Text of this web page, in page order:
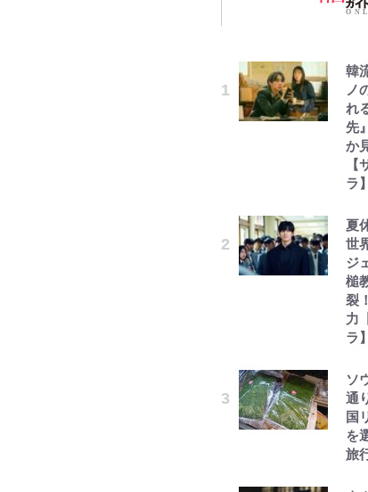
韓
ノ
れ
先
か
ラ】
夏
世
ジ
槌
裂
力
ラ】
ソ
通
国
を
旅